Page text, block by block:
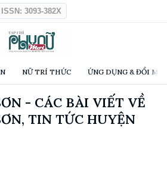
ISSN: 3093-382X
NỮ TRÍ THỨC ỨNG DỤNG & ĐỔI
- CÁC BÀI VIẾT VỀ
TIN TỨC HUYỆN